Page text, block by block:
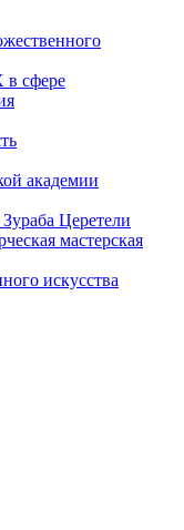
в сфере
академии
Церетели
мастерская
искусства